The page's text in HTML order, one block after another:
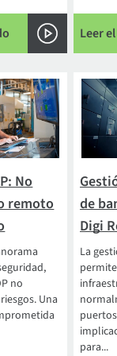
Leer
No
remoto
no
Una
de
Digi
La
para...